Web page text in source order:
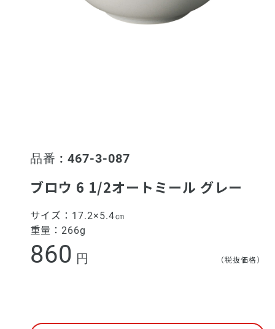
品番 : 467-3-087
ブロウ 6 1/2オートミール グレー
サイズ： 17.2×5.4㎝
重量： 266g
860 円 （税抜価格）